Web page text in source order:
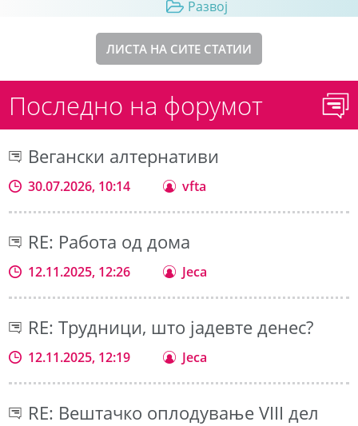
Развој
ЛИСТА НА СИТЕ СТАТИИ
Последно на форумот
Вегански алтернативи
30.07.2026, 10:14 vfta
RE: Работа од дома
12.11.2025, 12:26 Jeca
RE: Трудници, што јадевте денес?
12.11.2025, 12:19 Jeca
RE: Вештачко оплодување VIII дел